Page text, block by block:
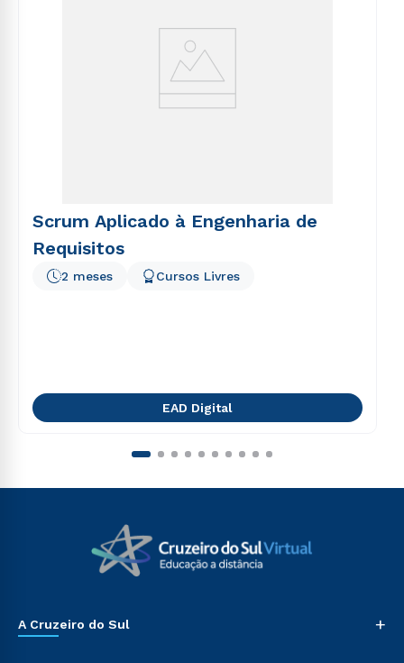
Scrum Aplicado à Engenharia de
Requisitos
2 meses Cursos Livres
EAD Digital
A Cruzeiro do Sul +